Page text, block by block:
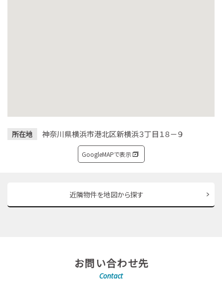
所在地 神奈川県横浜市港北区新横浜３丁目１８－９
GoogleMAPで表示
近隣物件を地図から探す
お問い合わせ先
Contact